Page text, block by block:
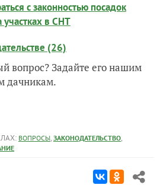
с законностью посадок
в СНТ
(26)
вопрос? Задайте его нашим
дачникам.
ВОПРОСЫ, ЗАКОНОДАТЕЛЬСТВО,